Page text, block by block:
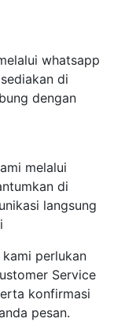
whatsapp
di
dengan
melalui
di
langsung
perlukan
Service
konfirmasi
pesan.